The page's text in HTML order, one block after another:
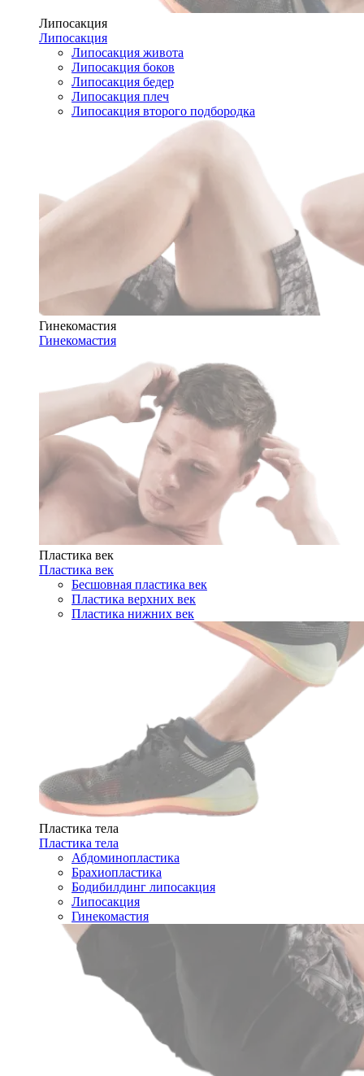
Липосакция
Липосакция
Липосакция живота
Липосакция боков
Липосакция бедер
Липосакция плеч
Липосакция второго подбородка
Гинекомастия
Гинекомастия
Пластика век
Пластика век
Бесшовная пластика век
Пластика верхних век
Пластика нижних век
Пластика тела
Пластика тела
Абдоминопластика
Брахиопластика
Бодибилдинг липосакция
Липосакция
Гинекомастия